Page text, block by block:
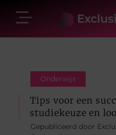
Onderwijs
Tips voor een
studiekeuze en
Gepubliceerd door